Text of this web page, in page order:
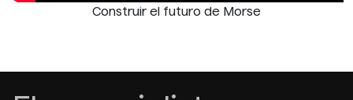
Construir el futuro de Morse